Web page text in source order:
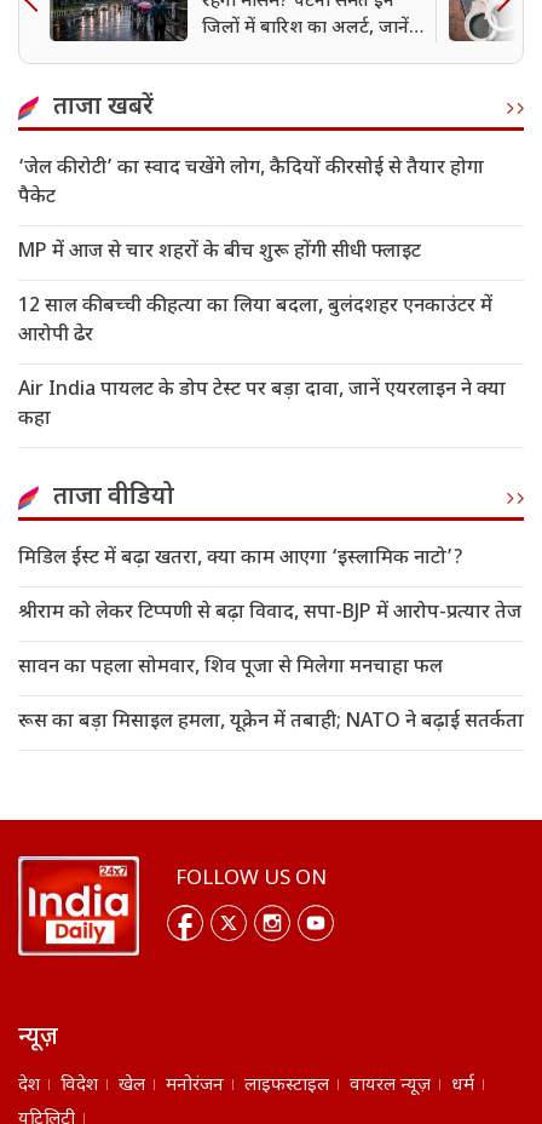
जिलों में बारिश का अलर्ट, जानें
ताजा खबरें
‘जेल की रोटी’ का स्वाद चखेंगे लोग, कैदियों की रसोई से तैयार होगा
पैकेट
MP में आज से चार शहरों के बीच शुरू होंगी सीधी फ्लाइट
12 साल की बच्ची की हत्या का लिया बदला, बुलंदशहर एनकाउंटर में
आरोपी ढेर
Air India पायलट के डोप टेस्ट पर बड़ा दावा, जानें एयरलाइन ने क्या
कहा
ताजा वीडियो
मिडिल ईस्ट में बढ़ा खतरा, क्या काम आएगा ‘इस्लामिक नाटो’?
श्रीराम को लेकर टिप्पणी से बढ़ा विवाद, सपा-BJP में आरोप-प्रत्यार तेज
सावन का पहला सोमवार, शिव पूजा से मिलेगा मनचाहा फल
रूस का बड़ा मिसाइल हमला, यूक्रेन में तबाही; NATO ने बढ़ाई सतर्कता
FOLLOW US ON
न्यूज़
देश विदेश खेल मनोरंजन लाइफस्टाइल वायरल न्यूज़
धर्म